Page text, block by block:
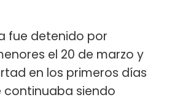
fue detenido por
el 20 de marzo y
en los primeros días
continuaba siendo